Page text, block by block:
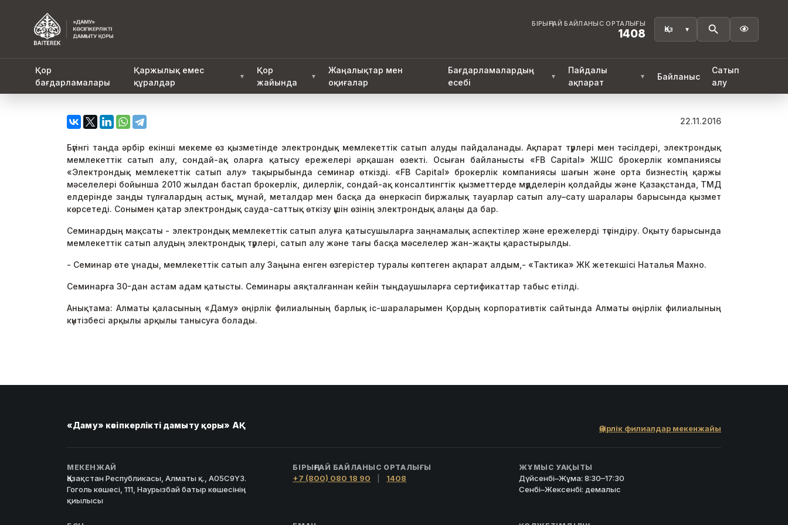
БІРЫҢҒАЙ БАЙЛАНЫС ОРТАЛЫҒЫ
1408 
Қор
бағдарламалары
Қаржылық емес
құралдар
▼
Қор
жайында
▼
Жаңалықтар мен
оқиғалар
Бағдарламалардың
есебі
▼
Пайдалы
ақпарат
▼ Байланыс
Сатып
алу
22.11.2016
Бүгінгі таңда әрбір екінші мекеме өз қызметінде электрондық мемлекеттік сатып алуды пайдаланады. Ақпарат түрлері мен тәсілдері, электрондық
мемлекеттік сатып алу, сондай-ақ оларға қатысу ережелері әрқашан өзекті. Осыған байланысты «FB Capital» ЖШС брокерлік компаниясы
«Электрондық мемлекеттік сатып алу» тақырыбында семинар өткізді. «FB Capital» брокерлік компаниясы шағын және орта бизнестің қаржы
мәселелері бойынша 2010 жылдан бастап брокерлік, дилерлік, сондай-ақ консалтингтік қызметтерде мүдделерін қолдайды және Қазақстанда, ТМД
елдерінде заңды тұлғалардың астық, мұнай, металдар мен басқа да өнеркәсіп биржалық тауарлар сатып алу–сату шаралары барысында қызмет
көрсетеді. Сонымен қатар электрондық сауда-саттық өткізу үшін өзінің электрондық алаңы да бар.
Семинардың мақсаты - электрондық мемлекеттік сатып алуға қатысушыларға заңнамалық аспектілер және ережелерді түсіндіру. Оқыту барысында
мемлекеттік сатып алудың электрондық түрлері, сатып алу және тағы басқа мәселелер жан-жақты қарастырылды.
- Семинар өте ұнады, мемлекеттік сатып алу Заңына енген өзгерістер туралы көптеген ақпарат алдым,- «Тактика» ЖК жетекшісі Наталья Махно.
Семинарға 30-дан астам адам қатысты. Семинары аяқталғаннан кейін тыңдаушыларға сертификаттар табыс етілді.
Анықтама: Алматы қаласының «Даму» өңірлік филиалының барлық іс-шараларымен Қордың корпоративтік сайтында Алматы өңірлік филиалының
күнтізбесі арқылы арқылы танысуға болады.
«Даму» кәсіпкерлікті дамыту қоры» АҚ Өңірлік филиалдар мекенжайы
МЕКЕНЖАЙ
Қазақстан Республикасы, Алматы қ., A05C9Y3.
Гоголь көшесі, 111, Наурызбай батыр көшесінің
қиылысы
БІРЫҢҒАЙ БАЙЛАНЫС ОРТАЛЫҒЫ
+7 (800) 080 18 90 1408
ЖҰМЫС УАҚЫТЫ
Дүйсенбі–Жұма: 8:30–17:30
Сенбі–Жексенбі: демалыс